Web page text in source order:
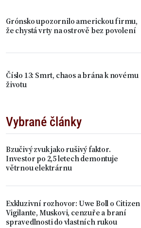
Grónsko upozornilo americkou firmu,
že chystá vrty na ostrově bez povolení
Číslo 13: Smrt, chaos a brána k novému
životu
Vybrané články
Bzučivý zvuk jako rušivý faktor.
Investor po 2,5 letech demontuje
větrnou elektrárnu
Exkluzivní rozhovor: Uwe Boll o Citizen
Vigilante, Muskovi, cenzuře a braní
spravedlnosti do vlastních rukou